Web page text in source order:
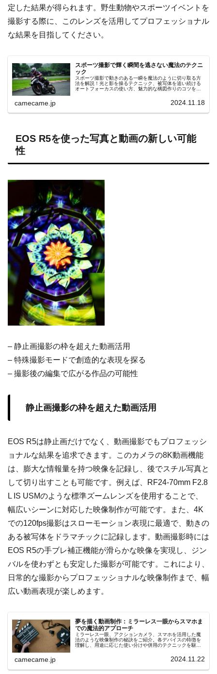
定した結果が得られます。野生動物やスポーツイベントを
撮影する際に、このレンズを活用してプロフェッショナル
な結果を目指してください。
スポーツ撮影で輝く瞬間を逃さない魔法のテクニ
ック
スポーツ撮影で動きのある一瞬を魔法のように切り取る方
法を解説！光と影を操るテクニック、被写体を追い続ける
オートフォーカスの使い方、魅力的な構図作りのコツを紹
camecame.jp 2024.11.18
EOS R5を使った写真と動画の新しい可能
性
– 静止画撮影の枠を超えた動画活用
– 特殊撮影モードで創造的な表現を探る
– 撮影後の編集で広がる作品の可能性
静止画撮影の枠を超えた動画活用
EOS R5は静止画だけでなく、動画撮影でもプロフェッシ
ョナルな結果を追求できます。このカメラの8K動画機能
は、膨大な情報量を持つ映像を記録し、後でスチル写真と
して切り出すことも可能です。例えば、RF24-70mm F2.8
L IS USMのような標準ズームレンズを使用することで、
幅広いシーンに対応した映像制作が可能です。また、4K
での120fps撮影はスローモーション表現に最適で、動きの
ある被写体をドラマチックに記録します。動画撮影時には
EOS R5の手ブレ補正機能が滑らかな映像を実現し、ジン
バルを使わずとも安定した撮影が可能です。これにより、
日常的な撮影からプロフェッショナルな映像制作まで、幅
広い動画表現が楽しめます。
夢を描く動画制作：ミラーレス一眼からスマホま
での魔法的アプローチ
ミラーレス一眼、アクションカメラ、スマホを活用した魔
法のような映像制作の秘訣をご紹介。各デバイスの特徴を
理解し、用途に応じた使い分けや併用のテクニックを駆使
camecame.jp 2024.11.22